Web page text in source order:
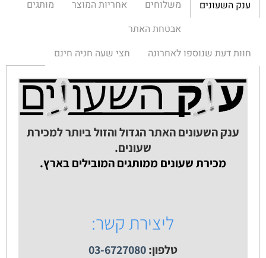
ענק השעונים משלוחים אחריות המוצר
מותגים
אבטחת האתר
חוות דעת שנוספו לאחרונה
חצי שעה חניה חינם
ענק השעונים האתר הגדול והזול ביותר למכירת
שעונים.
מכירת שעונים ממותגים המובילים בארץ.
ליצירת קשר:
טלפון:03-6727080